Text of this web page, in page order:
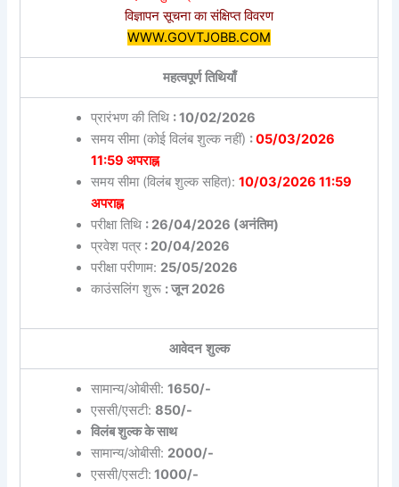
विज्ञापन सूचना का संक्षिप्त विवरण
WWW.GOVTJOBB.COM
महत्वपूर्ण तिथियाँ
प्रारंभण की तिथि : 10/02/2026
समय सीमा (कोई विलंब शुल्क नहीं) :05/03/2026
11:59 अपराह्न
समय सीमा (विलंब शुल्क सहित): 10/03/2026 11:59
अपराह्न
परीक्षा तिथि : 26/04/2026 (अनंतिम)
प्रवेश पत्र: 20/04/2026
परीक्षा परीणाम: 25/05/2026
काउंसलिंग शुरू : जून 2026
आवेदन शुल्क
सामान्य/ओबीसी: 1650/-
एससी/एसटी: 850/-
विलंब शुल्क के साथ
सामान्य/ओबीसी: 2000/-
एससी/एसटी: 1000/-